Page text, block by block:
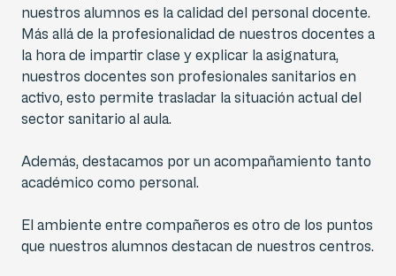
nuestros alumnos es la calidad del personal docente.
Más allá de la profesionalidad de nuestros docentes a
la hora de impartir clase y explicar la asignatura,
nuestros docentes son profesionales sanitarios en
activo, esto permite trasladar la situación actual del
sector sanitario al aula.
Además, destacamos por un acompañamiento tanto
académico como personal.
El ambiente entre compañeros es otro de los puntos
que nuestros alumnos destacan de nuestros centros.